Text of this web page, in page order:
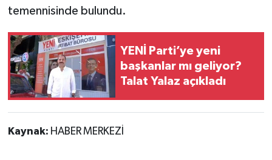
temennisinde bulundu.
YENİ Parti’ye yeni
başkanlar mı geliyor?
Talat Yalaz açıkladı
Kaynak: HABER MERKEZİ